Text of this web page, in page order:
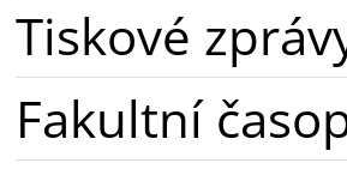
Tiskové
Fakultní